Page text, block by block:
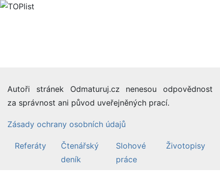
Autoři stránek Odmaturuj.cz nenesou odpovědnost
za správnost ani původ uveřejněných prací.
Zásady ochrany osobních údajů
Referáty
Čtenářský
deník
Slohové
práce
Životopisy